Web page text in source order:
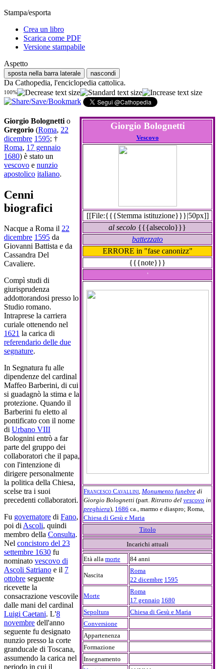
Stampa/esporta
Crea un libro
Scarica come PDF
Versione stampabile
Aspetto
sposta nella barra laterale nascondi
Da Cathopedia, l'enciclopedia cattolica.
100%
Giorgio Bolognetti
Vescovo
[[File:{{{Stemma istituzione}}}|50px]]
al secolo {{{alsecolo}}}
battezzato
ERRORE in "fase canonizz"
{{{note}}}
'
Francesco Cavallini Monumento funebre di
Giorgio Bolognetti (part. Ritratto del vescovo in
preghiera), 1686 ca., marmo e diaspro; Roma,
Chiesa di Gesù e Maria
Titolo
Incarichi attuali
Età alla morte 84 anni
Nascita
Roma
22 dicembre 1595
Morte
Roma
17 gennaio 1680
Sepoltura
Chiesa di Gesù e Maria
Conversione
Appartenenza
Formazione
Insegnamento
Giorgio Bolognetti o
Gregorio (Roma, 22
dicembre 1595; †
Roma, 17 gennaio
1680) è stato un
vescovo e nunzio
apostolico italiano.
Cenni
biografici
Nacque a Roma il 22
dicembre 1595 da
Giovanni Battista e da
Cassandra Del
Cavaliere.
Compì studi di
giurisprudenza
addottorandosi presso lo
Studio romano.
Intraprese la carriera
curiale ottenendo nel
1621 la carica di
referendario delle due
segnature.
In Segnatura fu alle
dipendenze del cardinal
Maffeo Barberini, di cui
si guadagnò la stima e la
protezione. Quando il
Barberini fu eletto al
pontificato con il nome
di Urbano VIII
Bolognini entrò a far
parte del gruppo dei
collaboratori che il papa,
con l'intenzione di
dirigere personalmente
la politica della Chiesa,
scelse tra i suoi
precedenti collaboratori.
Fu governatore di Fano,
poi diAscoli, quindi
membro della Consulta.
Nel concistoro del 23
settembre 1630 fu
nominato vescovo di
Ascoli Satriano e il 7
ottobre seguente
ricevette la
consacrazione vescovile
dalle mani del cardinal
Luigi Caetani. L'8
novembre dell'anno
seguente fu designato
nunzio presso la corte
granducale di Toscana,
assumendo la carica nel
periodo in cui il